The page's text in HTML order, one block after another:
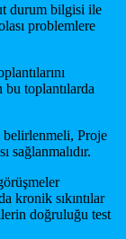
durum bilgisi ile
problemlere
bu toplantılarda
belirlenmeli, Proje
sağlanmalıdır.
kronik sıkıntılar
doğruluğu test